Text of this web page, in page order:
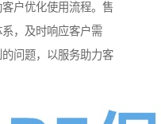
户优化使用流程。售
，及时响应客户需
问题，以服务助力客